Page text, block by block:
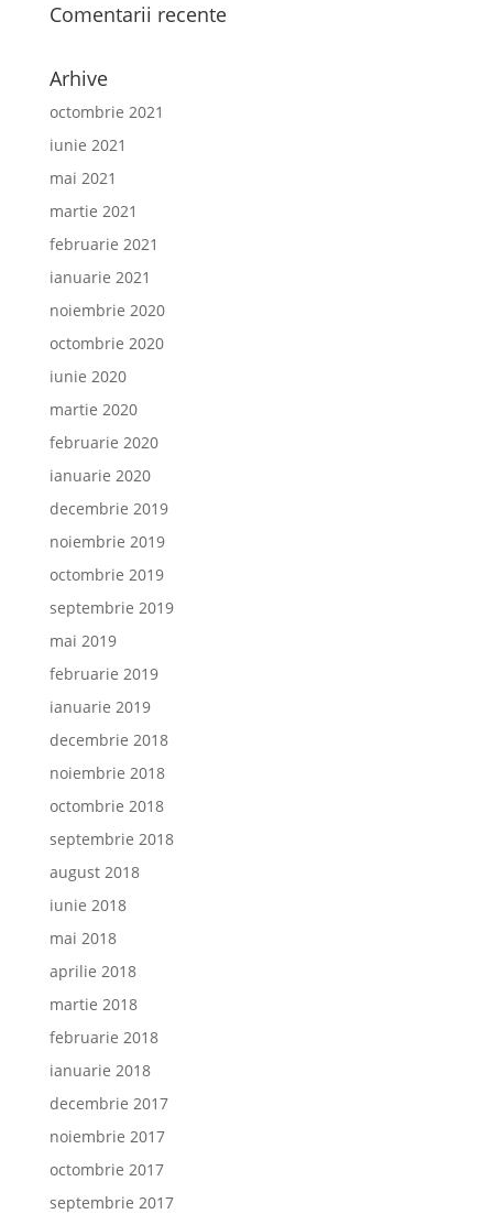
Comentarii recente
Arhive
octombrie 2021
iunie 2021
mai 2021
martie 2021
februarie 2021
ianuarie 2021
noiembrie 2020
octombrie 2020
iunie 2020
martie 2020
februarie 2020
ianuarie 2020
decembrie 2019
noiembrie 2019
octombrie 2019
septembrie 2019
mai 2019
februarie 2019
ianuarie 2019
decembrie 2018
noiembrie 2018
octombrie 2018
septembrie 2018
august 2018
iunie 2018
mai 2018
aprilie 2018
martie 2018
februarie 2018
ianuarie 2018
decembrie 2017
noiembrie 2017
octombrie 2017
septembrie 2017